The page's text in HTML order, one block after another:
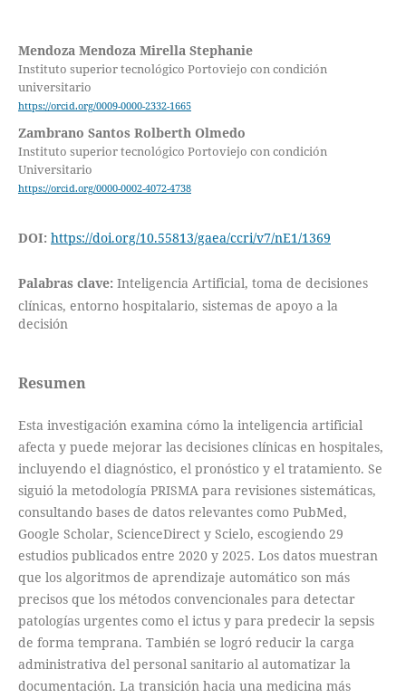
Mendoza Mendoza Mirella Stephanie
Instituto superior tecnológico Portoviejo con condición
universitario
https://orcid.org/0009-0000-2332-1665
Zambrano Santos Rolberth Olmedo
Instituto superior tecnológico Portoviejo con condición
Universitario
https://orcid.org/0000-0002-4072-4738
DOI: https://doi.org/10.55813/gaea/ccri/v7/nE1/1369
Palabras clave: Inteligencia Artificial, toma de decisiones
clínicas, entorno hospitalario, sistemas de apoyo a la
decisión
Resumen
Esta investigación examina cómo la inteligencia artificial
afecta y puede mejorar las decisiones clínicas en hospitales,
incluyendo el diagnóstico, el pronóstico y el tratamiento. Se
siguió la metodología PRISMA para revisiones sistemáticas,
consultando bases de datos relevantes como PubMed,
Google Scholar, ScienceDirect y Scielo, escogiendo 29
estudios publicados entre 2020 y 2025. Los datos muestran
que los algoritmos de aprendizaje automático son más
precisos que los métodos convencionales para detectar
patologías urgentes como el ictus y para predecir la sepsis
de forma temprana. También se logró reducir la carga
administrativa del personal sanitario al automatizar la
documentación. La transición hacia una medicina más